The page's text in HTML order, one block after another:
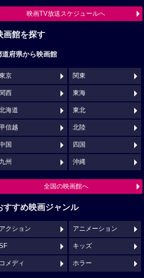
映画TV放送スケジュールへ
画館を探す
道府県から映画館
京 関東
関西 東海
海道 東北
信越 北陸
国 四国
九州 沖縄
全国の映画館へ
すすめ映画ジャンル
アクション アニメーション
キッズ
コメディ ホラー